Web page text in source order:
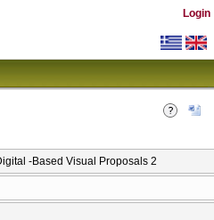
Login
-Based Visual Proposals 2